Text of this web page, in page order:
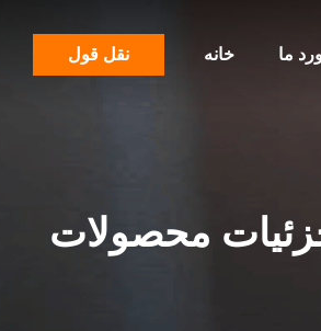
خانه ما نقل قول
محصولات